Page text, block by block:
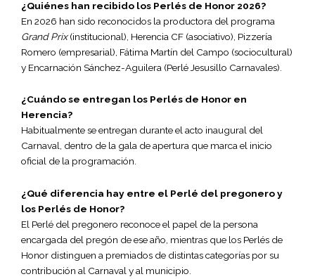
¿Quiénes han recibido los Perlés de Honor 2026?
En 2026 han sido reconocidos la productora del programa
Grand Prix(institucional), Herencia CF (asociativo), Pizzería
Romero (empresarial), Fátima Martín del Campo (sociocultural)
y Encarnación Sánchez-Aguilera (Perlé Jesusillo Carnavales).
¿Cuándo se entregan los Perlés de Honor en
Herencia?
Habitualmente se entregan durante el acto inaugural del
Carnaval, dentro de la gala de apertura que marca el inicio
oficial de la programación.
¿Qué diferencia hay entre el Perlé del pregonero y
los Perlés de Honor?
El Perlé del pregonero reconoce el papel de la persona
encargada del pregón de ese año, mientras que los Perlés de
Honor distinguen a premiados de distintas categorías por su
contribución al Carnaval y al municipio.